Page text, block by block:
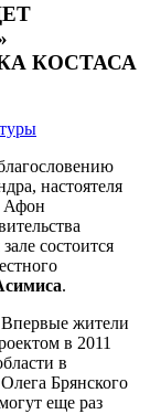
КОСТАСА
настоятеля
Афон
состоится
.
жители
в 2011
в
Брянского
еще раз